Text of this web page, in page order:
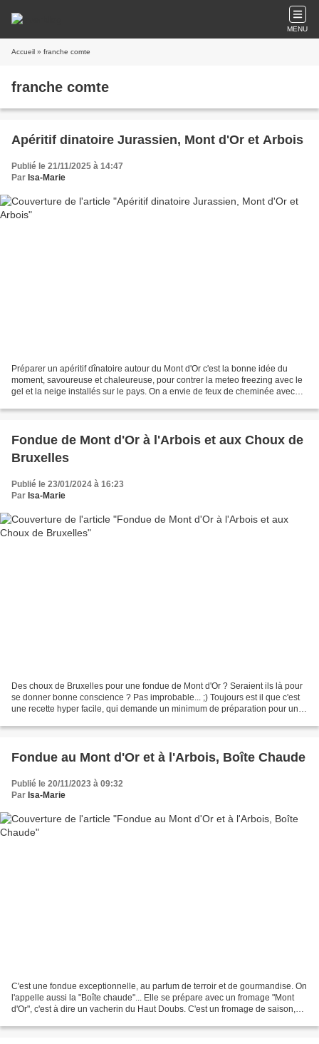
MENU
Accueil » franche comte
franche comte
Apéritif dinatoire Jurassien, Mont d'Or et Arbois
Publié le 21/11/2025 à 14:47
Par Isa-Marie
Préparer un apéritif dînatoire autour du Mont d'Or c'est la bonne idée du
moment, savoureuse et chaleureuse, pour contrer la meteo freezing avec le
gel et la neige installés sur le pays. On a envie de feux de cheminée avec
Fondue de Mont d'Or à l'Arbois et aux Choux de
Bruxelles
Publié le 23/01/2024 à 16:23
Par Isa-Marie
Des choux de Bruxelles pour une fondue de Mont d'Or ? Seraient ils là pour
se donner bonne conscience ? Pas improbable... ;) Toujours est il que c'est
une recette hyper facile, qui demande un minimum de préparation pour un
Fondue au Mont d'Or et à l'Arbois, Boîte Chaude
Publié le 20/11/2023 à 09:32
Par Isa-Marie
C'est une fondue exceptionnelle, au parfum de terroir et de gourmandise. On
l'appelle aussi la "Boîte chaude"... Elle se prépare avec un fromage "Mont
d'Or", c'est à dire un vacherin du Haut Doubs. C'est un fromage de saison,